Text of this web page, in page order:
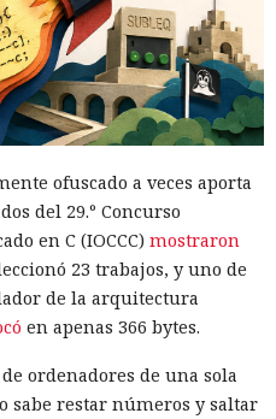
ofuscado a veces aporta
del 29.º Concurso
en C (IOCCC) mostraron
23 trabajos, y uno de
de la arquitectura
en apenas 366 bytes.
ordenadores de una sola
sabe restar números y saltar